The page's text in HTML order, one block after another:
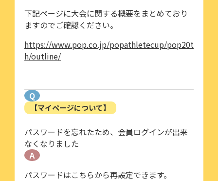
下記ページに大会に関する概要をまとめており
ますのでご確認ください。
https://www.pop.co.jp/popathletecup/pop20t
h/outline/
Q
【マイページについて】
パスワードを忘れたため、会員ログインが出来
なくなりました
A
パスワードはこちらから再設定できます。